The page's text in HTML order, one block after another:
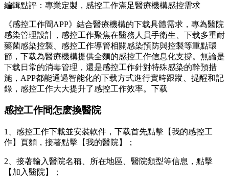
編輯點評：專業定製，感控工作滿足醫療機構感控需求
《感控工作間APP》結合醫療機構的下载具體需求，專為醫院
感染管理設計，感控工作聚焦在醫務人員手衛生、下载多重耐
藥菌感染控製、感控工作導管相關感染預防與控製等重點環
節，下载為醫療機構提供全麵的感控工作信息化支撐。無論是
下载日常的消毒管理，還是感控工作針對特殊感染的幹預措
施，APP都能通過智能化的下载方式進行實時跟蹤、提醒和記
錄，感控工作大大提升了感控工作效率。下载
感控工作間怎麽換醫院
1、感控工作下載並安裝軟件，下载首先點擊【我的感控工
作】頁麵，接著點擊【我的醫院】；
2、接著輸入醫院名稱、所在地區、醫院類型等信息，點擊
【加入醫院】；